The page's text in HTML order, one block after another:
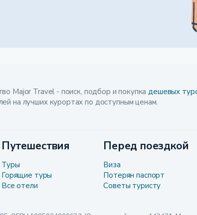
Major Travel - поиск, подбор и покупкадешевых
на лучших курортах по доступным ценам.
Путешествия
Туры
Горящие туры
Все отели
Перед поездкой
Виза
Потерян паспорт
Советы туристу